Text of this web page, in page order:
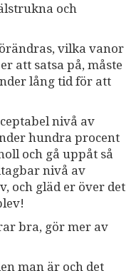
och
vilka vanor
att satsa på, måste
lång tid för att
nivå av
hundra procent
och gå uppåt så
nivå av
och gläd er över det
bra, gör mer av
man är och det